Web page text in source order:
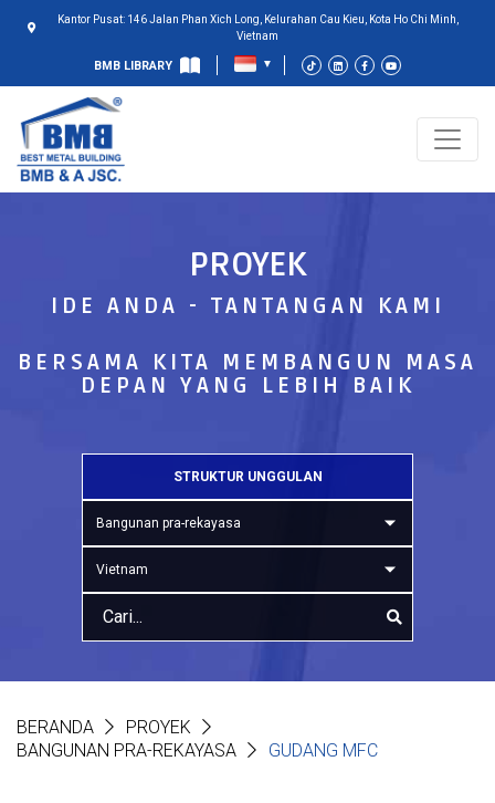
Kantor Pusat: 146 Jalan Phan Xich Long, Kelurahan Cau Kieu, Kota Ho Chi Minh,
Vietnam
BMB LIBRARY
PROYEK
IDE ANDA - TANTANGAN KAMI
BERSAMA KITA MEMBANGUN MASA
DEPAN YANG LEBIH BAIK
STRUKTUR UNGGULAN
Bangunan pra-rekayasa
Vietnam
BERANDA
PROYEK
BANGUNAN PRA-REKAYASA
GUDANG MFC